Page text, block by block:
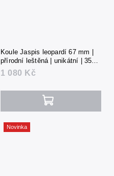
Koule Jaspis leopardí 67 mm |
přírodní leštěná | unikátní | 358 g
| Mexiko
1 080 Kč
Novinka